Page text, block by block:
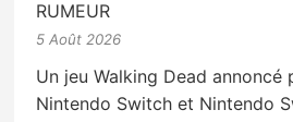
RUMEUR
5 Août 2026
Un jeu Walking Dead annoncé
Nintendo Switch et Nintendo